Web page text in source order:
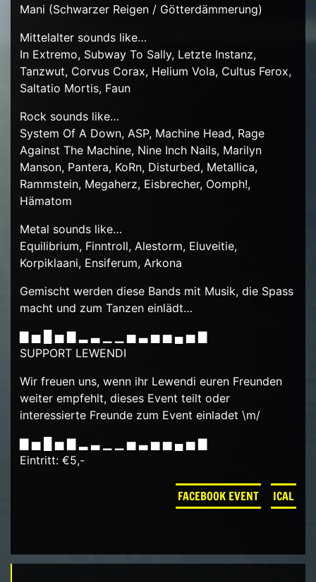
Mani (Schwarzer Reigen / Götterdämmerung)
Mittelalter sounds like…
In Extremo, Subway To Sally, Letzte Instanz,
Tanzwut, Corvus Corax, Helium Vola, Cultus Ferox,
Saltatio Mortis, Faun
Rock sounds like…
System Of A Down, ASP, Machine Head, Rage
Against The Machine, Nine Inch Nails, Marilyn
Manson, Pantera, KoRn, Disturbed, Metallica,
Rammstein, Megaherz, Eisbrecher, Oomph!,
Hämatom
Metal sounds like…
Equilibrium, Finntroll, Alestorm, Eluveitie,
Korpiklaani, Ensiferum, Arkona
Gemischt werden diese Bands mit Musik, die Spass
macht und zum Tanzen einlädt…
▇ ▅ █ ▅ ▇ ▂ ▃ ▁ ▁ ▅ ▃ ▅ ▅ ▄ ▅ ▇
SUPPORT LEWENDI
Wir freuen uns, wenn ihr Lewendi euren Freunden
weiter empfehlt, dieses Event teilt oder
interessierte Freunde zum Event einladet \m/
▇ ▅ █ ▅ ▇ ▂ ▃ ▁ ▁ ▅ ▃ ▅ ▅ ▄ ▅ ▇
Eintritt: €5,-
FACEBOOK EVENT ICAL